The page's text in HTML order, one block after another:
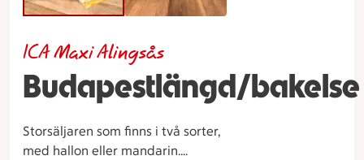
Budapestlängd/bakelse
ICA Maxi Alingsås
Storsäljaren som finns i två sorter,
med hallon eller mandarin.